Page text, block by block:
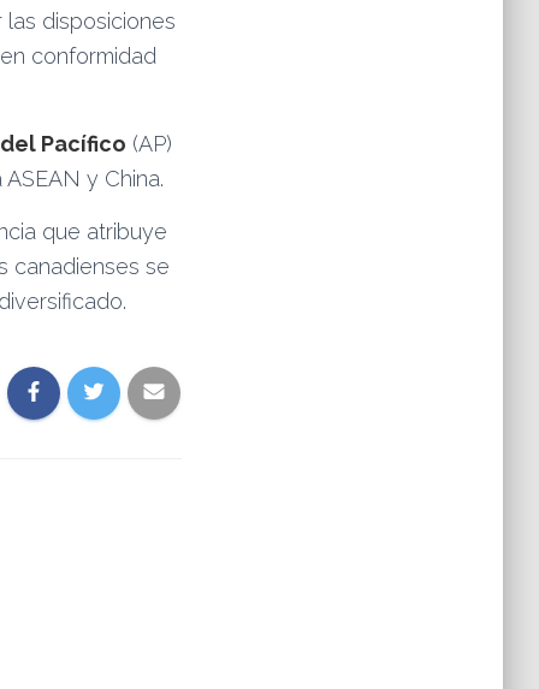
las disposiciones
conformidad
Pacífico (AP)
y China.
que atribuye
canadienses se